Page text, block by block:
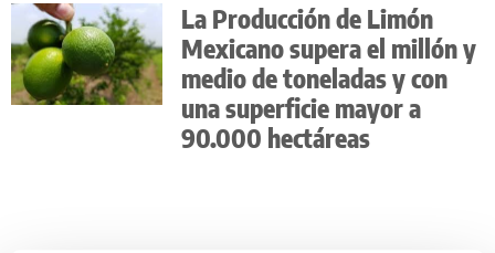
La Producción de Limón
Mexicano supera el millón y
medio de toneladas y con
una superficie mayor a
90.000 hectáreas